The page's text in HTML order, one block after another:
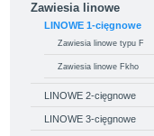
Zawiesia linowe
LINOWE 1-cięgnowe
Zawiesia linowe typu F
Zawiesia linowe Fkho
LINOWE 2-cięgnowe
LINOWE 3-cięgnowe